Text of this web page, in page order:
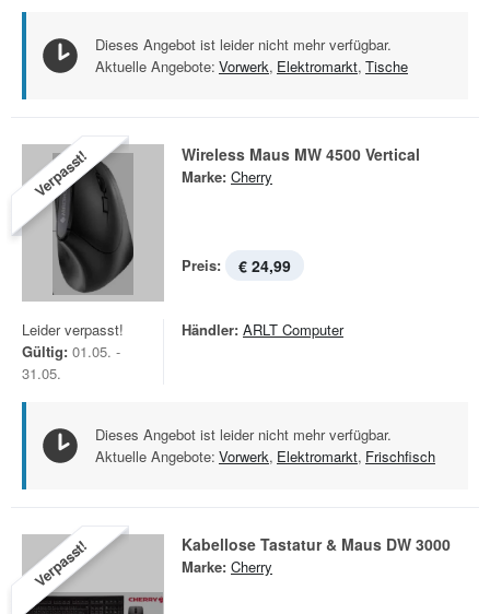
Dieses Angebot ist leider nicht mehr verfügbar.
Aktuelle Angebote: Vorwerk, Elektromarkt, Tische
Verpasst! Wireless Maus MW 4500 Vertical
Marke: Cherry
Preis: € 24,99
Leider verpasst!
Gültig: 01.05. -
31.05.
Händler: ARLT Computer
Dieses Angebot ist leider nicht mehr verfügbar.
Aktuelle Angebote: Vorwerk, Elektromarkt, Frischfisch
Verpasst! Kabellose Tastatur & Maus DW 3000
Marke: Cherry